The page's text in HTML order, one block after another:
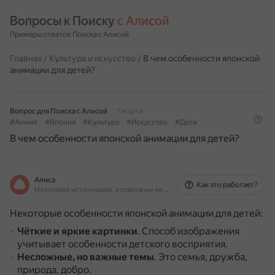
Вопросы к Поиску с Алисой
Примеры ответов Поиска с Алисой
Главная / Культура и искусство / В чем особенности японской
анимации для детей?
Вопрос для Поиска с Алисой
7 марта
#Аниме
#Япония #Культура #Искусство #Дети
В чем особенности японской анимации для детей?
Алиса
На основе источников, возможны неточности
Как это работает?
Некоторые особенности японской анимации для детей:
Чёткие и яркие картинки. Способ изображения
учитывает особенности детского восприятия.
Несложные, но важные темы. Это семья, дружба,
природа, добро.